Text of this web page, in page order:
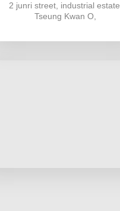
2 junri street, industrial estate,
Tseung Kwan O,